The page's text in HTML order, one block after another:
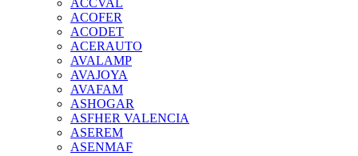
ACCVAL
ACOFER
ACODET
ACERAUTO
AVALAMP
AVAJOYA
AVAFAM
ASHOGAR
ASFHER VALENCIA
ASEREM
ASENMAF